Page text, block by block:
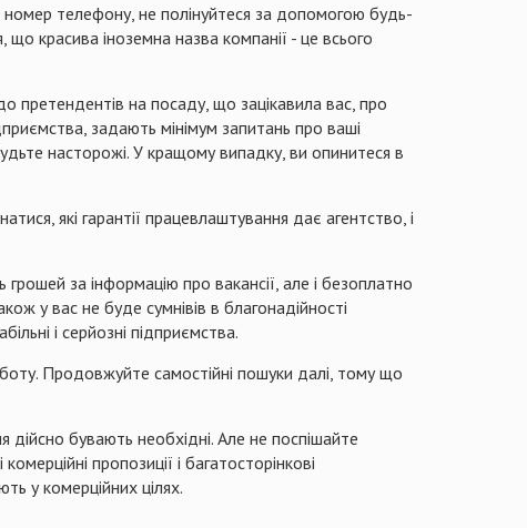
телефону, не полінуйтеся за допомогою будь-
красива іноземна назва компанії - це всього
претендентів на посаду, що зацікавила вас, про
задають мінімум запитань про ваші
насторожі. У кращому випадку, ви опинитеся в
які гарантії працевлаштування дає агентство, і
за інформацію про вакансії, але і безоплатно
у вас не буде сумнівів в благонадійності
і серйозні підприємства.
Продовжуйте самостійні пошуки далі, тому що
бувають необхідні. Але не поспішайте
пропозиції і багатосторінкові
у комерційних цілях.